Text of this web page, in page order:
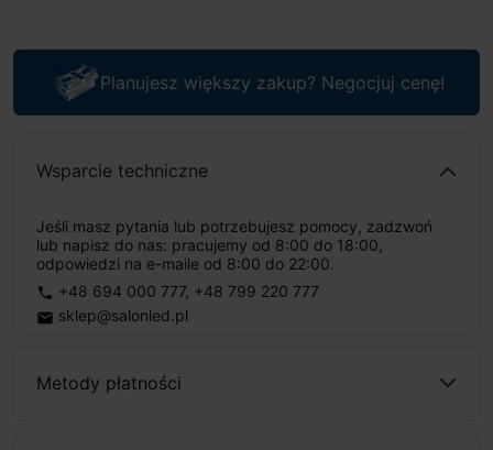
Planujesz większy zakup? Negocjuj cenę!
Wsparcie techniczne
Jeśli masz pytania lub potrzebujesz pomocy, zadzwoń
lub napisz do nas: pracujemy od 8:00 do 18:00,
odpowiedzi na e-maile od 8:00 do 22:00.
phone +48 694 000 777, +48 799 220 777
email sklep@salonled.pl
Metody płatności